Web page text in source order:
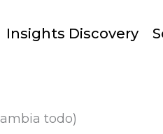
Insights Discovery
todo)